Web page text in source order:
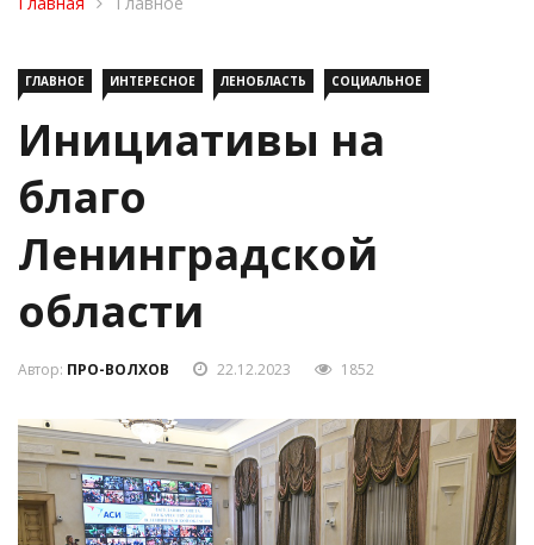
ГЛАВНОЕ ИНТЕРЕСНОЕ ЛЕНОБЛАСТЬ СОЦИАЛЬНОЕ
Инициативы на
благо
Ленинградской
области
Автор:ПРО-ВОЛХОВ 22.12.2023 1852